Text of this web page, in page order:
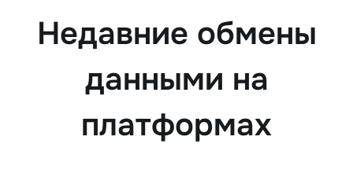
Недавние обмены
данными на
платформах